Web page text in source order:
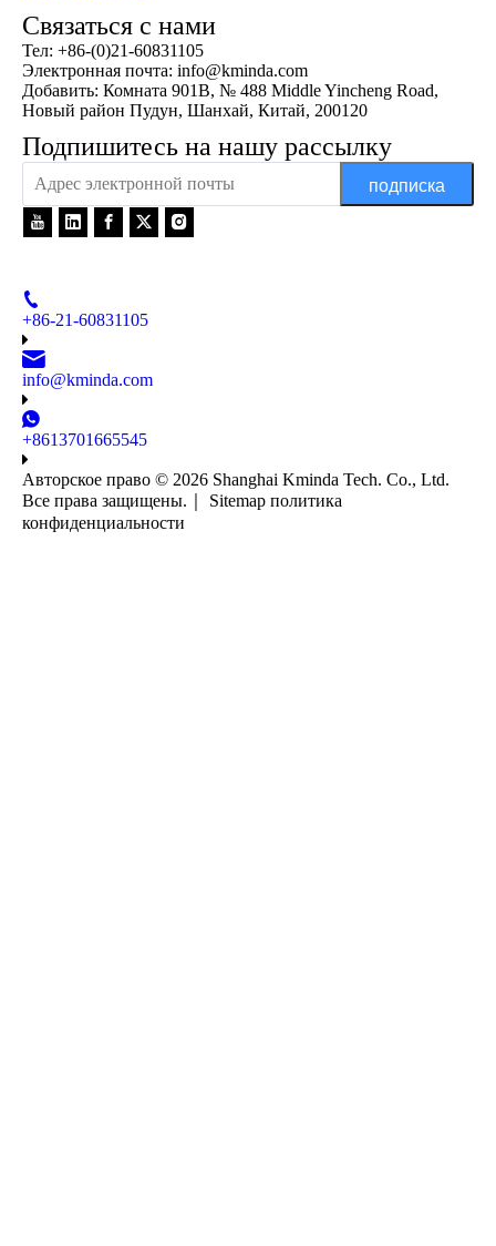
Связаться с нами
Тел: +86-(0)21-60831105
Электронная почта: info@kminda.com
Добавить: Комната 901B, № 488 Middle Yincheng Road,
Новый район Пудун, Шанхай, Китай, 200120
Подпишитесь на нашу рассылку
подписка
+86-21-60831105
info@kminda.com
+8613701665545
Авторское право © 2026 Shanghai Kminda Tech. Co., Ltd.
Все права защищены.｜ Sitemap политика
конфиденциальности